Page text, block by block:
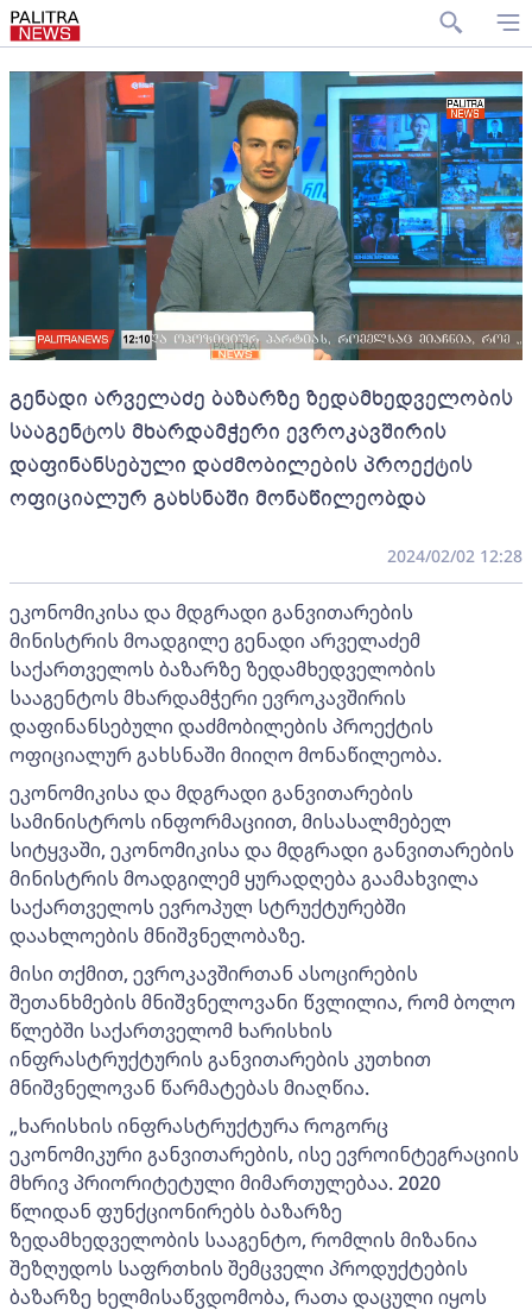
გენადი არველაძე ბაზარზე ზედამხედველობის
სააგენტოს მხარდამჭერი ევროკავშირის
დაფინანსებული დაძმობილების პროექტის
ოფიციალურ გახსნაში მონაწილეობდა
2024/02/02 12:28
ეკონომიკისა და მდგრადი განვითარების
მინისტრის მოადგილე გენადი არველაძემ
საქართველოს ბაზარზე ზედამხედველობის
სააგენტოს მხარდამჭერი ევროკავშირის
დაფინანსებული დაძმობილების პროექტის
ოფიციალურ გახსნაში მიიღო მონაწილეობა.
ეკონომიკისა და მდგრადი განვითარების
სამინისტროს ინფორმაციით, მისასალმებელ
სიტყვაში, ეკონომიკისა და მდგრადი განვითარების
მინისტრის მოადგილემ ყურადღება გაამახვილა
საქართველოს ევროპულ სტრუქტურებში
დაახლოების მნიშვნელობაზე.
მისი თქმით, ევროკავშირთან ასოცირების
შეთანხმების მნიშვნელოვანი წვლილია, რომ ბოლო
წლებში საქართველომ ხარისხის
ინფრასტრუქტურის განვითარების კუთხით
მნიშვნელოვან წარმატებას მიაღწია.
„ხარისხის ინფრასტრუქტურა როგორც
ეკონომიკური განვითარების, ისე ევროინტეგრაციის
მხრივ პრიორიტეტული მიმართულებაა. 2020
წლიდან ფუნქციონირებს ბაზარზე
ზედამხედველობის სააგენტო, რომლის მიზანია
შეზღუდოს საფრთხის შემცველი პროდუქტების
ბაზარზე ხელმისაწვდომობა, რათა დაცული იყოს